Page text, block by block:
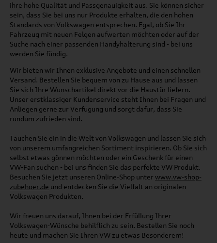
ihre hohe Qualität und Passgenauigkeit aus. Sie können sicher
sein, dass Sie bei uns nur Produkte erhalten, die den hohen
Standards von Volkswagen entsprechen. Egal, ob Sie Ihr
Fahrzeug mit neuen Felgen aufwerten möchten oder auf der
Suche nach einer passenden Handyhalterung sind - bei uns
werden Sie fündig.
Wir bieten wir Ihnen exklusive Angebote und einen schnellen
Versand. Bestellen Sie bequem von zu Hause aus und lassen
Sie sich Ihre Wunschartikel direkt vor die Haustür liefern.
Unser erstklassiger Kundenservice steht Ihnen bei Fragen und
Anliegen gerne zur Verfügung und sorgt dafür, dass Sie
rundum zufrieden sind.
Tauchen Sie ein in die Welt von Volkswagen und lassen Sie sich
von unserem umfangreichen Sortiment inspirieren. Ob Sie sich
selbst etwas gönnen möchten oder ein Geschenk für einen
VW-Fan suchen - bei uns finden Sie das perfekte VW Produkt.
Besuchen Sie jetzt unseren Online-Shop unter www.vw-shop-
zubehoer.de und entdecken Sie die Vielfalt an originalen
Volkswagen Produkten.
Wir freuen uns darauf, Ihnen bei der Erfüllung Ihrer
Volkswagen-Wünsche behilflich zu sein. Bestellen Sie noch
heute und machen Sie Ihren VW zu etwas Besonderem!